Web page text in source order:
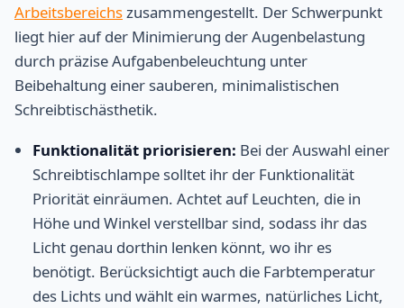
Arbeitsbereichszusammengestellt. Der Schwerpunkt
liegt hier auf der Minimierung der Augenbelastung
durch präzise Aufgabenbeleuchtung unter
Beibehaltung einer sauberen, minimalistischen
Schreibtischästhetik.
Funktionalität priorisieren: Bei der Auswahl einer
Schreibtischlampe solltet ihr der Funktionalität
Priorität einräumen. Achtet auf Leuchten, die in
Höhe und Winkel verstellbar sind, sodass ihr das
Licht genau dorthin lenken könnt, wo ihr es
benötigt. Berücksichtigt auch die Farbtemperatur
des Lichts und wählt ein warmes, natürliches Licht,